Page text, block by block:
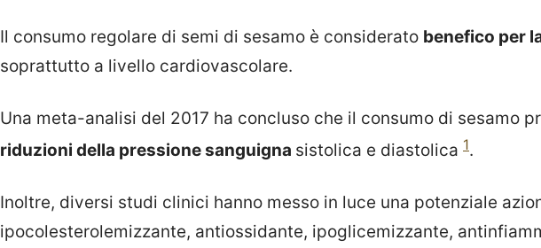
Il consumo regolare di semi di sesamo è considerato benefico per
soprattutto a livello cardiovascolare.
Una meta-analisi del 2017 ha concluso che il consumo di sesamo
riduzioni della pressione sanguigna sistolica e diastolica 1.
Inoltre, diversi studi clinici hanno messo in luce una potenziale
ipocolesterolemizzante, antiossidante, ipoglicemizzante,